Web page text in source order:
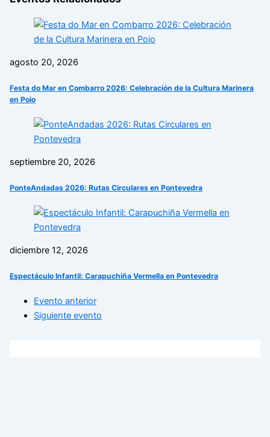
agosto 20, 2026
Festa do Mar en Combarro 2026: Celebración de la Cultura Marinera
en Poio
septiembre 20, 2026
PonteAndadas 2026: Rutas Circulares en Pontevedra
diciembre 12, 2026
Espectáculo Infantil: Carapuchiña Vermella en Pontevedra
Evento anterior
Siguiente evento